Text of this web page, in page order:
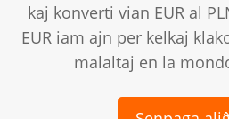
kaj konverti vian EUR al
EUR iam ajn per kelkaj
malaltaj en la